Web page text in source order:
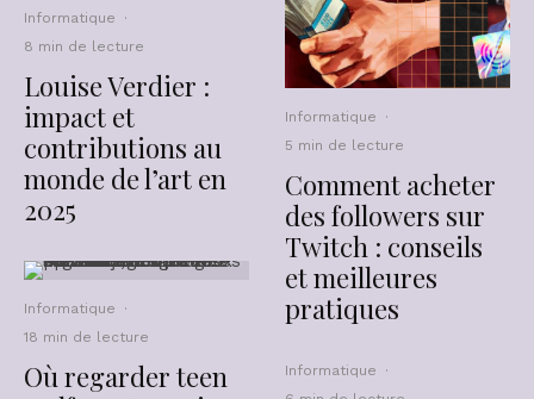
Informatique
·
8 min de lecture
Louise Verdier :
impact et
contributions au
monde de l’art en
2025
Informatique
·
18 min de lecture
Où regarder teen
Informatique
·
5 min de lecture
Comment acheter
des followers sur
Twitch : conseils
et meilleures
pratiques
Informatique
·